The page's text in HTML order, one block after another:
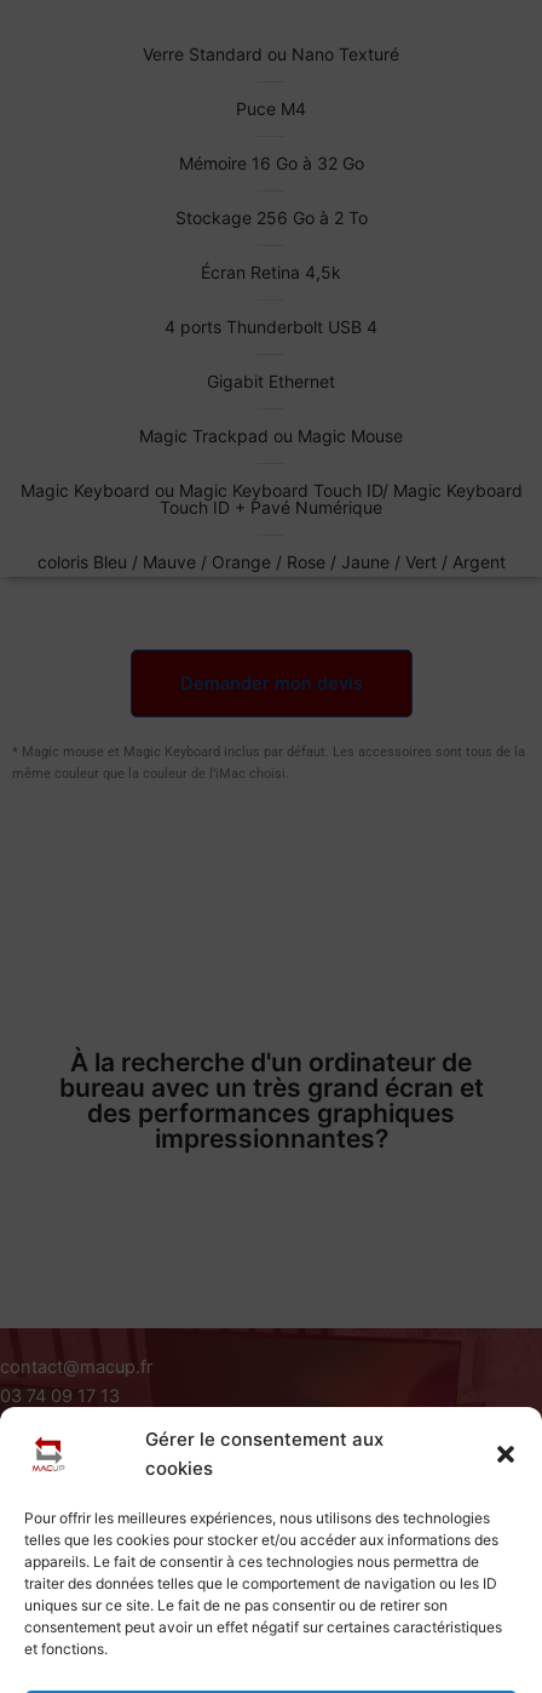
Gérer le consentement aux
cookies
Pour offrir les meilleures expériences, nous utilisons des technologies
telles que les cookies pour stocker et/ou accéder aux informations des
appareils. Le fait de consentir à ces technologies nous permettra de
traiter des données telles que le comportement de navigation ou les ID
uniques sur ce site. Le fait de ne pas consentir ou de retirer son
consentement peut avoir un effet négatif sur certaines caractéristiques
et fonctions.
Verre Standard ou Nano Texturé
Puce M4
Mémoire 16 Go à 32 Go
Stockage 256 Go à 2 To
Écran Retina 4,5k
4 ports Thunderbolt USB 4
Gigabit Ethernet
Magic Trackpad ou Magic Mouse
Magic Keyboard ou Magic Keyboard Touch ID/ Magic Keyboard
Touch ID + Pavé Numérique
coloris Bleu / Mauve / Orange / Rose / Jaune / Vert / Argent
Demander mon devis
* Magic mouse et Magic Keyboard inclus par défaut. Les accessoires sont tous de la
même couleur que la couleur de l’iMac choisi.
À la recherche d'un ordinateur de
bureau avec un très grand écran et
des performances graphiques
impressionnantes?
Nous avons ce qu'il vous faut !
L'iMac 27" est idéal pour vous. Grand écran 27", carte
graphique configurable selon les besoins. Impressionnant
Découvrir
contact@macup.fr
03 74 09 17 13
Du Lundi au Vendredi de 09H à 18H
Siège Social : 411 rue Jacques Varlet 59310 Beuvry La Foret
Conditions Générales d'utilisation
Mentions Légales
Politique de Cookies
Accueil